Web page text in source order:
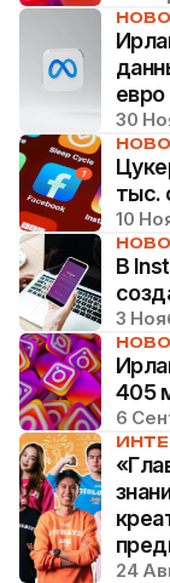
евро
30
тыс.
10
В
3
405
6
24